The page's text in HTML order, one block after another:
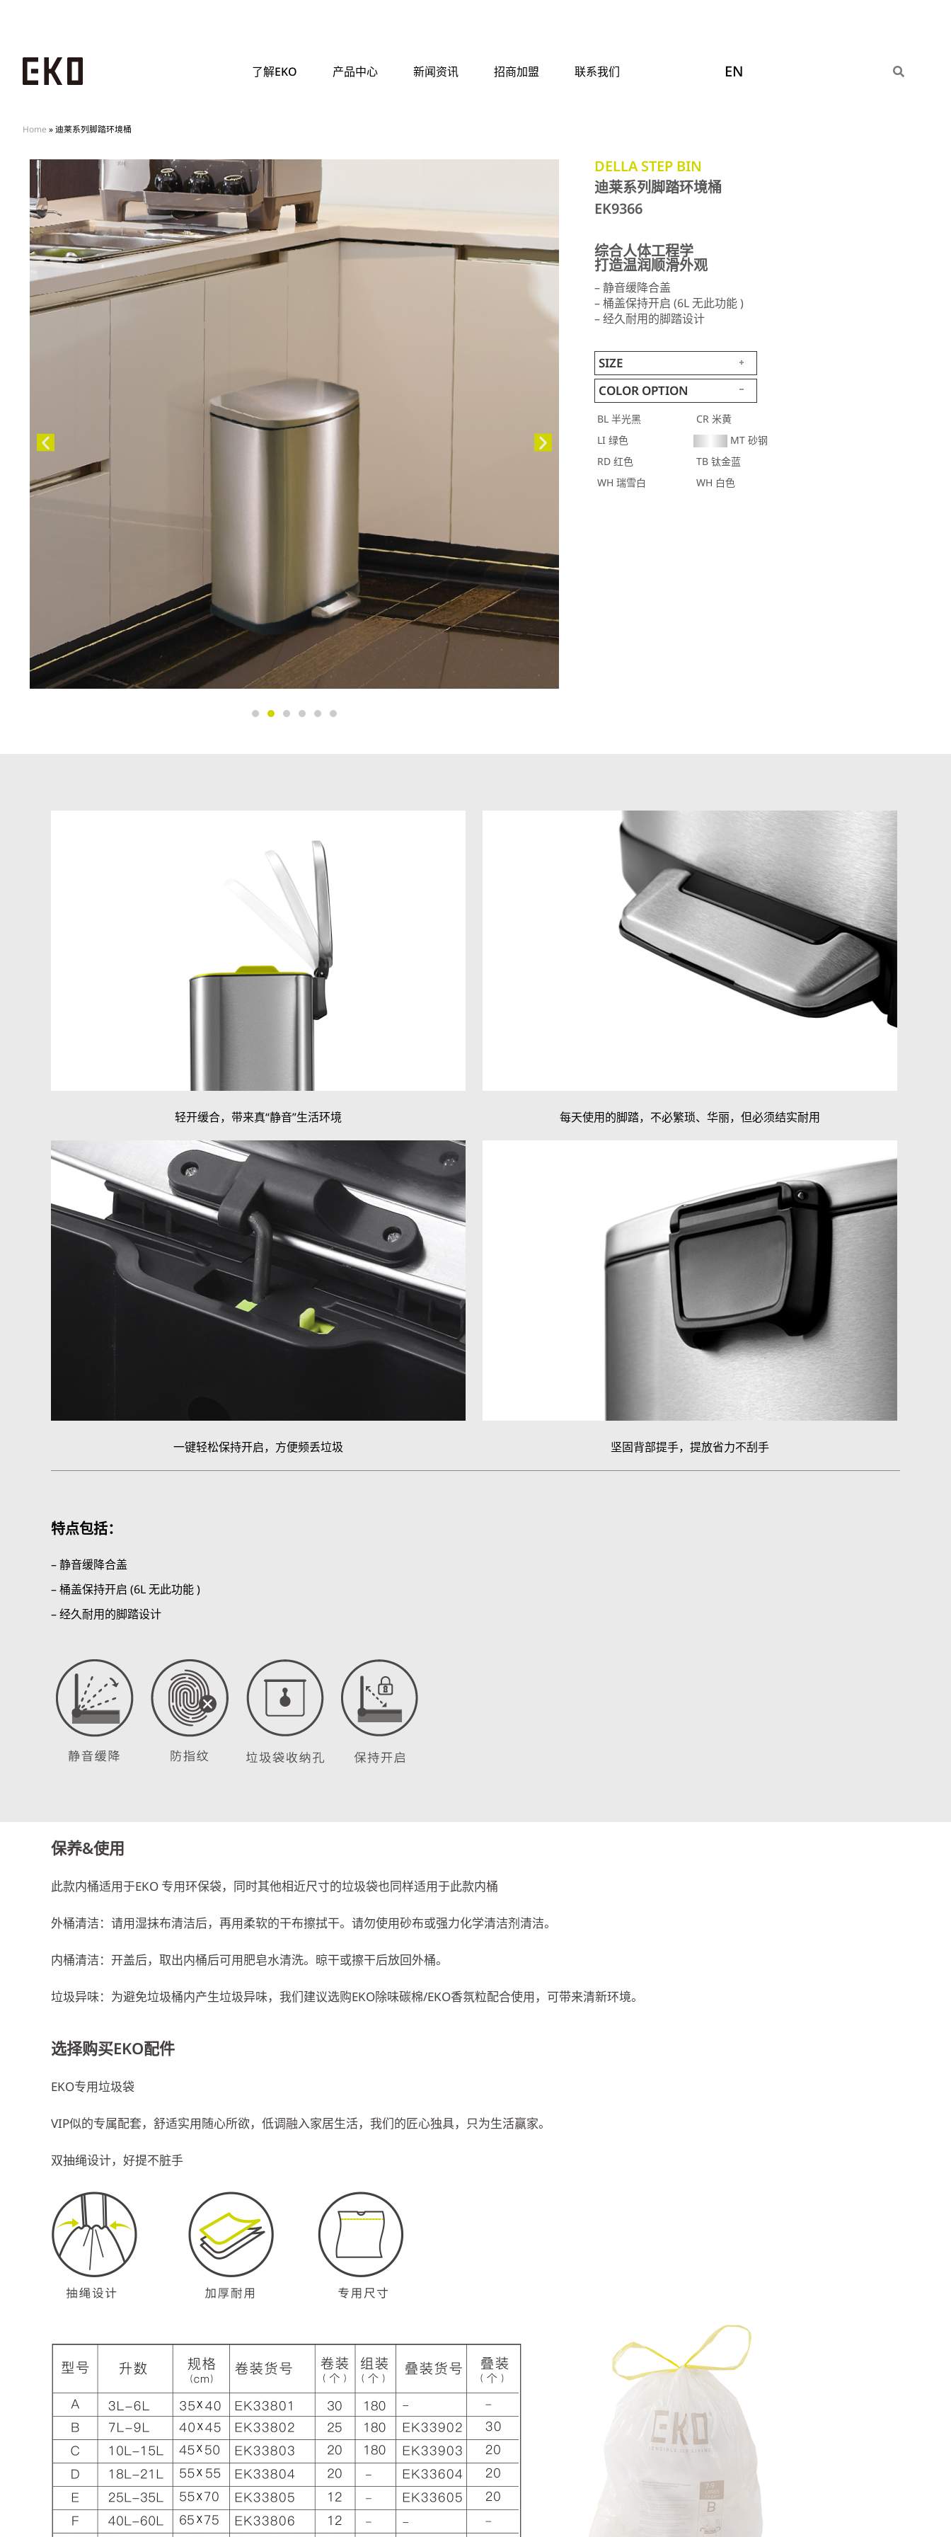
了解EKO 产品中心 新闻资讯 招商加盟 联系我们 EN
Home »迪莱系列脚踏环境桶
DELLA STEP BIN
迪莱系列脚踏环境桶
EK9366
综合人体工程学
打造温润顺滑外观
– 静音缓降合盖
– 桶盖保持开启 (6L 无此功能 )
– 经久耐用的脚踏设计
SIZE
COLOR OPTION
BL 半光黑
CR 米黄
LI 绿色
MT 砂钢
RD 红色
TB 钛金蓝
WH 瑞雪白
WH 白色
轻开缓合，带来真“静音”生活环境 每天使用的脚踏，不必繁琐、华丽，但必须结实耐用
一键轻松保持开启，方便频丢垃圾 坚固背部提手，提放省力不刮手
特点包括：
– 静音缓降合盖
– 桶盖保持开启 (6L 无此功能 )
– 经久耐用的脚踏设计
保养&使用
此款内桶适用于EKO 专用环保袋，同时其他相近尺寸的垃圾袋也同样适用于此款内桶
外桶清洁：请用湿抹布清洁后，再用柔软的干布擦拭干。请勿使用砂布或强力化学清洁剂清洁。
内桶清洁：开盖后，取出内桶后可用肥皂水清洗。晾干或擦干后放回外桶。
垃圾异味：为避免垃圾桶内产生垃圾异味，我们建议选购EKO除味碳棉/EKO香氛粒配合使用，可带来清新环境。
选择购买EKO配件
EKO专用垃圾袋
VIP似的专属配套，舒适实用随心所欲，低调融入家居生活，我们的匠心独具，只为生活赢家。
双抽绳设计，好提不脏手